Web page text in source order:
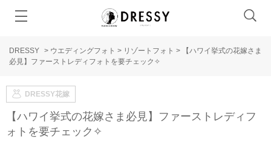
DRESSY > ウエディングフォト > リゾートフォト >
【ハワイ挙式の花嫁さま
必見】ファーストレディフォトを要チェック✧
DRESSY花嫁
【ハワイ挙式の花嫁さま必見】ファーストレディフ
ォトを要チェック✧